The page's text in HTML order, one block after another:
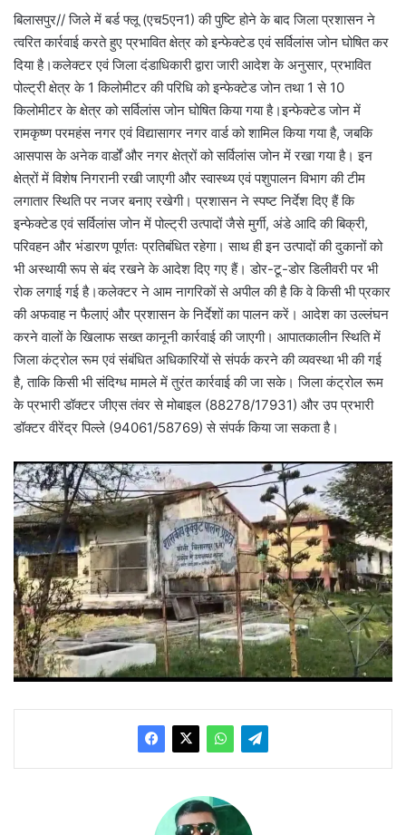
बिलासपुर// जिले में बर्ड फ्लू (एच5एन1) की पुष्टि होने के बाद जिला प्रशासन ने
त्वरित कार्रवाई करते हुए प्रभावित क्षेत्र को इन्फेक्टेड एवं सर्विलांस जोन घोषित कर
दिया है।कलेक्टर एवं जिला दंडाधिकारी द्वारा जारी आदेश के अनुसार, प्रभावित
पोल्ट्री क्षेत्र के 1 किलोमीटर की परिधि को इन्फेक्टेड जोन तथा 1 से 10
किलोमीटर के क्षेत्र को सर्विलांस जोन घोषित किया गया है।इन्फेक्टेड जोन में
रामकृष्ण परमहंस नगर एवं विद्यासागर नगर वार्ड को शामिल किया गया है, जबकि
आसपास के अनेक वार्डों और नगर क्षेत्रों को सर्विलांस जोन में रखा गया है। इन
क्षेत्रों में विशेष निगरानी रखी जाएगी और स्वास्थ्य एवं पशुपालन विभाग की टीम
लगातार स्थिति पर नजर बनाए रखेगी। प्रशासन ने स्पष्ट निर्देश दिए हैं कि
इन्फेक्टेड एवं सर्विलांस जोन में पोल्ट्री उत्पादों जैसे मुर्गी, अंडे आदि की बिक्री,
परिवहन और भंडारण पूर्णतः प्रतिबंधित रहेगा। साथ ही इन उत्पादों की दुकानों को
भी अस्थायी रूप से बंद रखने के आदेश दिए गए हैं। डोर-टू-डोर डिलीवरी पर भी
रोक लगाई गई है।कलेक्टर ने आम नागरिकों से अपील की है कि वे किसी भी प्रकार
की अफवाह न फैलाएं और प्रशासन के निर्देशों का पालन करें। आदेश का उल्लंघन
करने वालों के खिलाफ सख्त कानूनी कार्रवाई की जाएगी। आपातकालीन स्थिति में
जिला कंट्रोल रूम एवं संबंधित अधिकारियों से संपर्क करने की व्यवस्था भी की गई
है, ताकि किसी भी संदिग्ध मामले में तुरंत कार्रवाई की जा सके। जिला कंट्रोल रूम
के प्रभारी डॉक्टर जीएस तंवर से मोबाइल (88278/17931) और उप प्रभारी
डॉक्टर वीरेंद्र पिल्ले (94061/58769) से संपर्क किया जा सकता है।